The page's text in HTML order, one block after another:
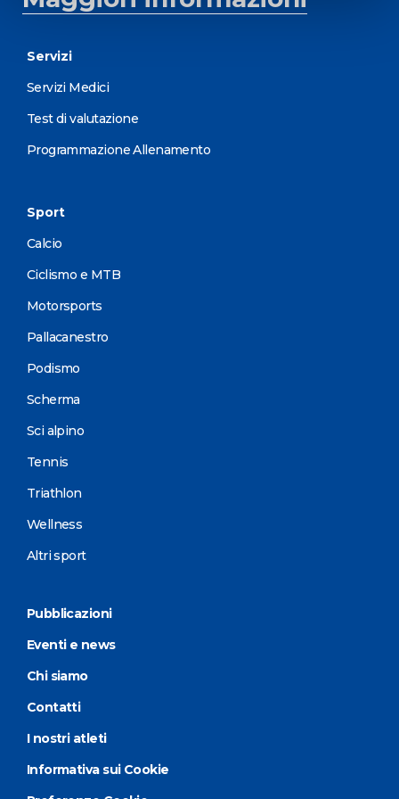
Servizi
Servizi Medici
Test di valutazione
Programmazione Allenamento
Sport
Calcio
Ciclismo e MTB
Motorsports
Pallacanestro
Podismo
Scherma
Sci alpino
Tennis
Triathlon
Wellness
Altri sport
Pubblicazioni
Eventi e news
Chi siamo
Contatti
I nostri atleti
Informativa sui Cookie